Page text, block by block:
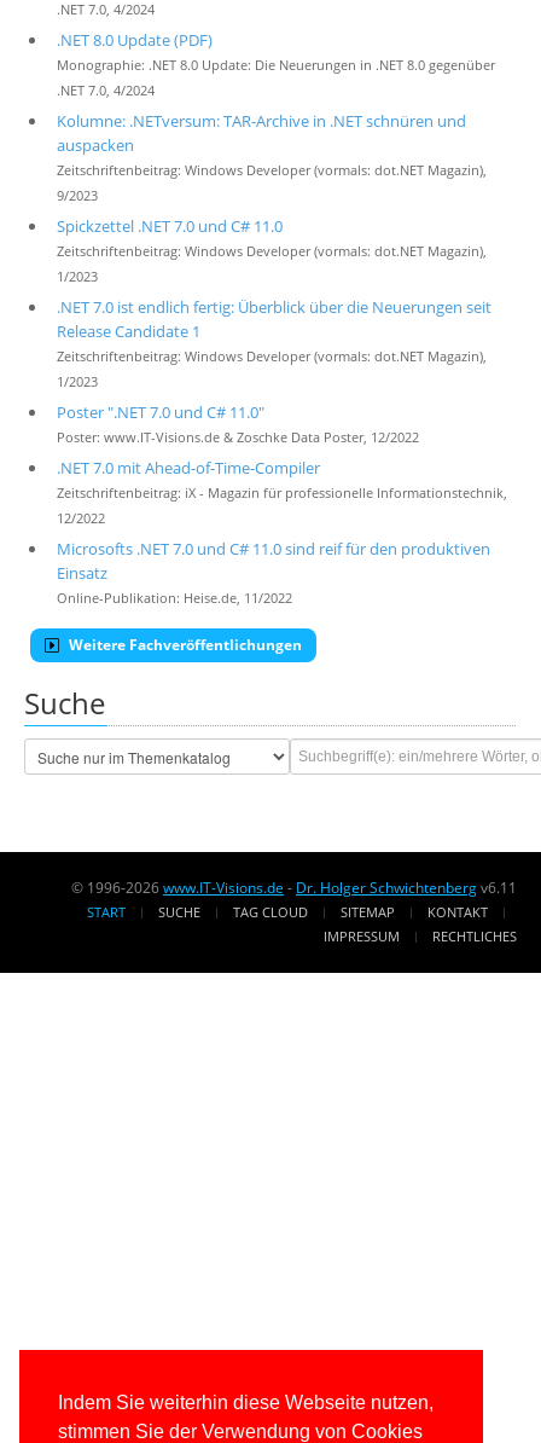
Indem Sie weiterhin diese Webseite nutzen,
stimmen Sie der Verwendung von Cookies
.NET 7.0, 4/2024
.NET 8.0 Update (PDF)
Monographie: .NET 8.0 Update: Die Neuerungen in .NET 8.0 gegenüber
.NET 7.0, 4/2024
Kolumne: .NETversum: TAR-Archive in .NET schnüren und
auspacken
Zeitschriftenbeitrag: Windows Developer (vormals: dot.NET Magazin),
9/2023
Spickzettel .NET 7.0 und C# 11.0
Zeitschriftenbeitrag: Windows Developer (vormals: dot.NET Magazin),
1/2023
.NET 7.0 ist endlich fertig: Überblick über die Neuerungen seit
Release Candidate 1
Zeitschriftenbeitrag: Windows Developer (vormals: dot.NET Magazin),
1/2023
Poster ".NET 7.0 und C# 11.0"
Poster: www.IT-Visions.de & Zoschke Data Poster, 12/2022
.NET 7.0 mit Ahead-of-Time-Compiler
Zeitschriftenbeitrag: iX - Magazin für professionelle Informationstechnik,
12/2022
Microsofts .NET 7.0 und C# 11.0 sind reif für den produktiven
Einsatz
Online-Publikation: Heise.de, 11/2022
Weitere Fachveröffentlichungen
Suche
© 1996-2026www.IT-Visions.de - Dr. Holger Schwichtenbergv6.11
START SUCHE TAG CLOUD SITEMAP
KONTAKT
IMPRESSUM
RECHTLICHES